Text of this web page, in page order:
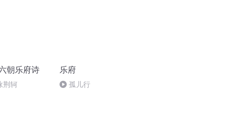
朝乐府诗
荆轲
乐府
孤儿行